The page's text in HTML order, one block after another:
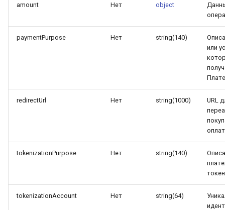
amount Нет object
paymentPurpose Нет string(140)
или
redirectUrl Нет string(1000)
URL
tokenizationPurpose Нет string(140)
tokenizationAccount Нет string(64)